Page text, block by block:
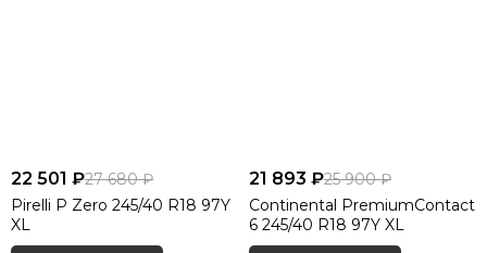
22 501 ₽27 680 ₽
Pirelli P Zero 245/40 R18 97Y
XL
21 893 ₽25 900 ₽
Continental PremiumContact
6 245/40 R18 97Y XL